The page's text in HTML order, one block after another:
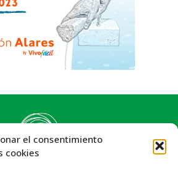
el consentimiento
cookies